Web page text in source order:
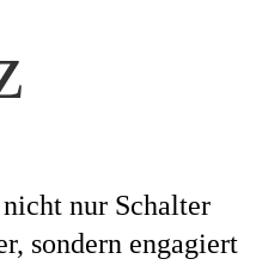
nur Schalter
sondern engagiert